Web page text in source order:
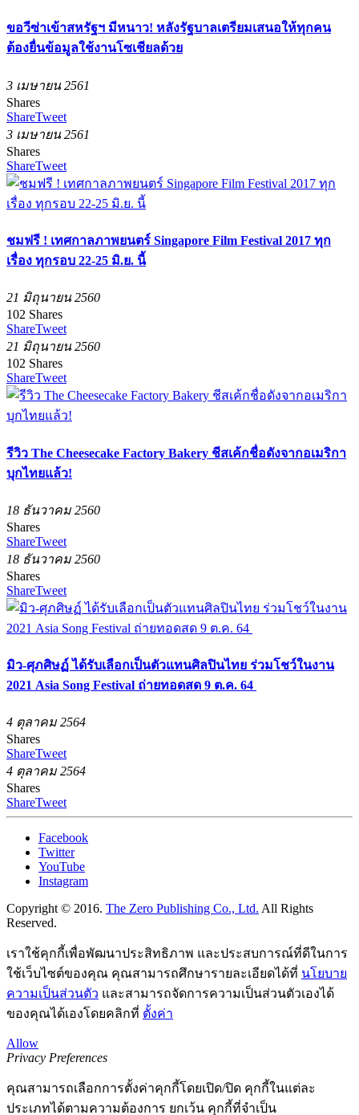
ขอวีซ่าเข้าสหรัฐฯ มีหนาว! หลังรัฐบาลเตรียมเสนอให้ทุกคน
ต้องยื่นข้อมูลใช้งานโซเชียลด้วย
3 เมษายน 2561
Shares
ShareTweet
3 เมษายน 2561
Shares
ShareTweet
ชมฟรี ! เทศกาลภาพยนตร์ Singapore Film Festival 2017 ทุก
เรื่อง ทุกรอบ 22-25 มิ.ย. นี้
21 มิถุนายน 2560
102 Shares
ShareTweet
21 มิถุนายน 2560
102 Shares
ShareTweet
รีวิว The Cheesecake Factory Bakery ชีสเค้กชื่อดังจากอเมริกา
บุกไทยแล้ว!
18 ธันวาคม 2560
Shares
ShareTweet
18 ธันวาคม 2560
Shares
ShareTweet
มิว-ศุภศิษฏ์ ได้รับเลือกเป็นตัวแทนศิลปินไทย ร่วมโชว์ในงาน
2021 Asia Song Festival ถ่ายทอดสด 9 ต.ค. 64
4 ตุลาคม 2564
Shares
ShareTweet
4 ตุลาคม 2564
Shares
ShareTweet
Facebook
Twitter
YouTube
Instagram
Copyright © 2016. The Zero Publishing Co., Ltd. All Rights
Reserved.
เราใช้คุกกี้เพื่อพัฒนาประสิทธิภาพ และประสบการณ์ที่ดีในการ
ใช้เว็บไซต์ของคุณ คุณสามารถศึกษารายละเอียดได้ที่ นโยบาย
ความเป็นส่วนตัว และสามารถจัดการความเป็นส่วนตัวเองได้
ของคุณได้เองโดยคลิกที่ ตั้งค่า
Allow
Privacy Preferences
คุณสามารถเลือกการตั้งค่าคุกกี้โดยเปิด/ปิด คุกกี้ในแต่ละ
ประเภทได้ตามความต้องการ ยกเว้น คุกกี้ที่จำเป็น